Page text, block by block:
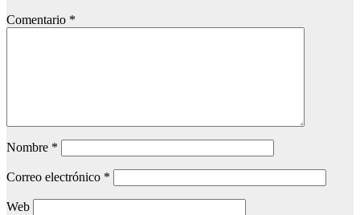
Comentario *
Nombre *
Correo electrónico *
Web